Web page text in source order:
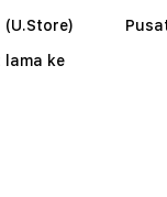
lama ke